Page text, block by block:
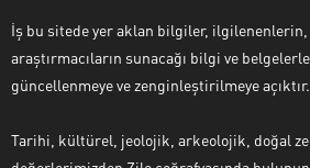
İş bu sitede yer aklan bilgiler, ilgilenenlerin,
araştırmacıların sunacağı bilgi ve
güncellenmeye ve zenginleştirilmeye açıktır.
Tarihi, kültürel, jeolojik, arkeolojik, doğal